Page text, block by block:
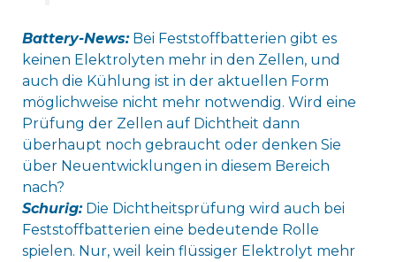
Battery-News:Bei Feststoffbatterien gibt es
keinen Elektrolyten mehr in den Zellen, und
auch die Kühlung ist in der aktuellen Form
möglichweise nicht mehr notwendig. Wird eine
Prüfung der Zellen auf Dichtheit dann
überhaupt noch gebraucht oder denken Sie
über Neuentwicklungen in diesem Bereich
nach?
Schurig:Die Dichtheitsprüfung wird auch bei
Feststoffbatterien eine bedeutende Rolle
spielen. Nur, weil kein flüssiger Elektrolyt mehr